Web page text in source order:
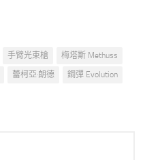
手臂光束槍
梅塔斯 Methuss
蕾柯亞·朗德
鋼彈 Evolution